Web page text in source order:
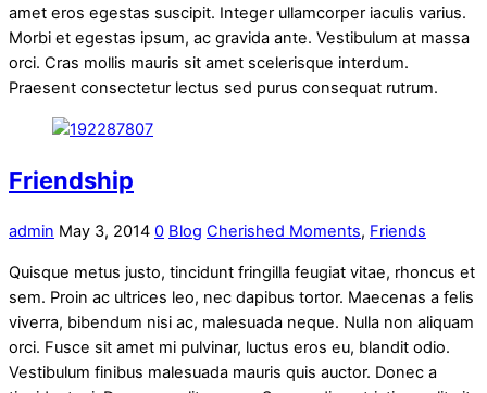
amet eros egestas suscipit. Integer ullamcorper iaculis varius.
Morbi et egestas ipsum, ac gravida ante. Vestibulum at massa
orci. Cras mollis mauris sit amet scelerisque interdum.
Praesent consectetur lectus sed purus consequat rutrum.
Friendship
admin May 3, 2014 0 Blog Cherished Moments, Friends
Quisque metus justo, tincidunt fringilla feugiat vitae, rhoncus et
sem. Proin ac ultrices leo, nec dapibus tortor. Maecenas a felis
viverra, bibendum nisi ac, malesuada neque. Nulla non aliquam
orci. Fusce sit amet mi pulvinar, luctus eros eu, blandit odio.
Vestibulum finibus malesuada mauris quis auctor. Donec a